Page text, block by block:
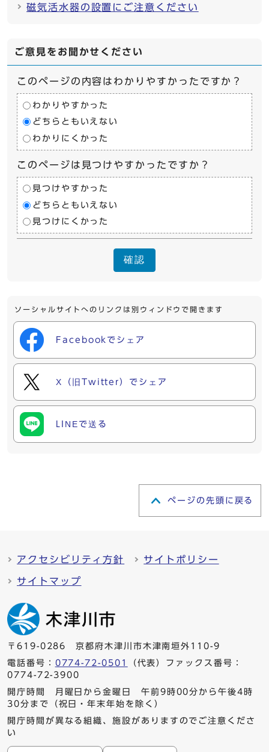
磁気活水器の設置にご注意ください
ご意見をお聞かせください
このページの内容はわかりやすかったですか？
わかりやすかった
どちらともいえない
わかりにくかった
このページは見つけやすかったですか？
見つけやすかった
どちらともいえない
見つけにくかった
確認
ソーシャルサイトへのリンクは別ウィンドウで開きます
Facebookでシェア
X（旧Twitter）でシェア
LINEで送る
ページの先頭に戻る
アクセシビリティ方針 サイトポリシー
サイトマップ
〒619-0286 京都府木津川市木津南垣外110-9
電話番号： 0774-72-0501
（代表）ファックス番号：
0774-72-3900
開庁時間 月曜日から金曜日 午前9時00分から午後4時
30分まで（祝日・年末年始を除く）
開庁時間が異なる組織、施設がありますのでご注意くださ
い